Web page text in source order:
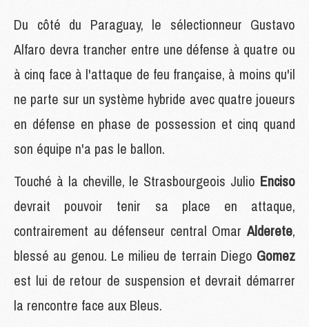
Du côté du Paraguay, le sélectionneur Gustavo
Alfaro devra trancher entre une défense à quatre ou
à cinq face à l'attaque de feu française, à moins qu'il
ne parte sur un système hybride avec quatre joueurs
en défense en phase de possession et cinq quand
son équipe n'a pas le ballon.
Touché à la cheville, le Strasbourgeois Julio Enciso
devrait pouvoir tenir sa place en attaque,
contrairement au défenseur central Omar Alderete,
blessé au genou. Le milieu de terrain Diego Gomez
est lui de retour de suspension et devrait démarrer
la rencontre face aux Bleus.